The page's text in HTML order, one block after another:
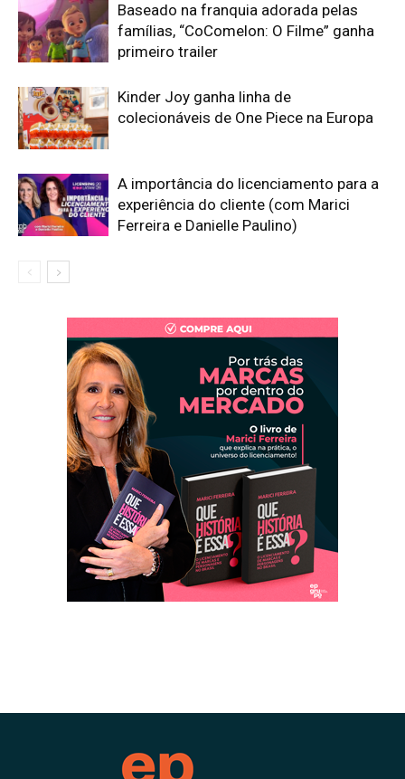
Baseado na franquia adorada pelas
famílias, “CoComelon: O Filme” ganha
primeiro trailer
Kinder Joy ganha linha de
colecionáveis de One Piece na Europa
A importância do licenciamento para a
experiência do cliente (com Marici
Ferreira e Danielle Paulino)